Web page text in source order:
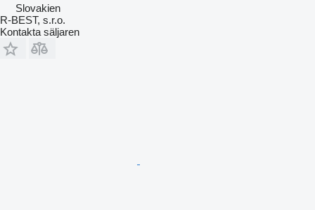
Slovakien
R-BEST, s.r.o.
Kontakta säljaren